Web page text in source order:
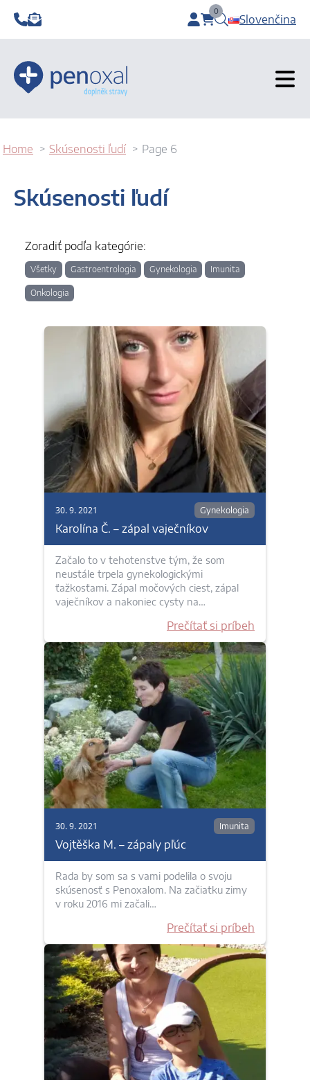
0
items in cart, view
Slovenčina
Home Skúsenosti ľudí Page 6
Skúsenosti ľudí
Zoradiť podľa kategórie:
Všetky Gastroentrologia Gynekologia Imunita
Onkologia
30. 9. 2021 Gynekologia
Karolína Č. – zápal vaječníkov
Začalo to v tehotenstve tým, že som
neustále trpela gynekologickými
ťažkosťami. Zápal močových ciest, zápal
vaječníkov a nakoniec cysty na…
Prečítať si príbeh
30. 9. 2021 Imunita
Vojtěška M. – zápaly pľúc
Rada by som sa s vami podelila o svoju
skúsenosť s Penoxalom. Na začiatku zimy
v roku 2016 mi začali…
Prečítať si príbeh